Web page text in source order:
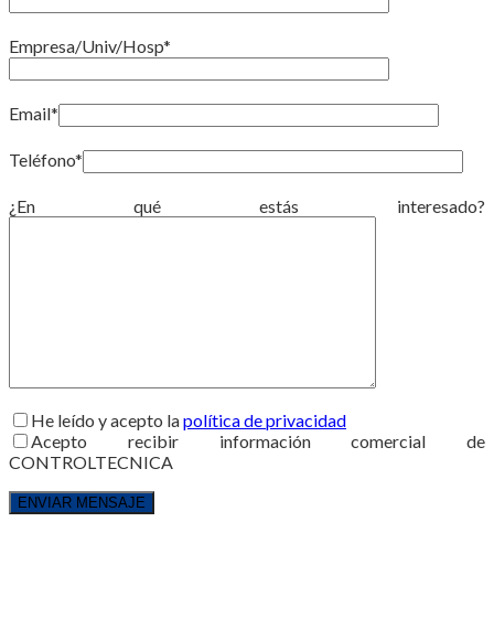
Empresa/Univ/Hosp*
Email*
Teléfono*
¿En qué estás interesado?
He leído y acepto lapolítica de privacidad
Acepto recibir información comercial de
CONTROLTECNICA